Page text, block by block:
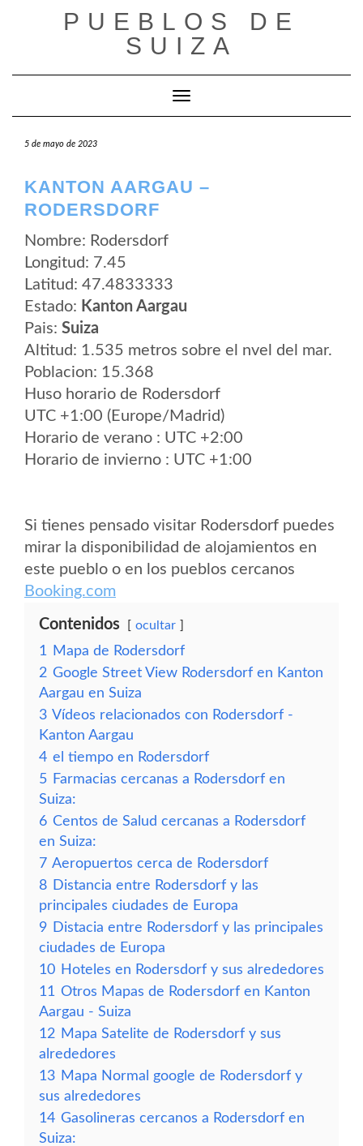
PUEBLOS DE
SUIZA
Cambiar modo de navegación
5 de mayo de 2023
KANTON AARGAU –
RODERSDORF
Nombre: Rodersdorf
Longitud: 7.45
Latitud: 47.4833333
Estado: Kanton Aargau
Pais: Suiza
Altitud: 1.535 metros sobre el nvel del mar.
Poblacion: 15.368
Huso horario de Rodersdorf
UTC +1:00 (Europe/Madrid)
Horario de verano : UTC +2:00
Horario de invierno : UTC +1:00
Si tienes pensado visitar Rodersdorf puedes
mirar la disponibilidad de alojamientos en
este pueblo o en los pueblos cercanos
Booking.com
Contenidos ocultar
1
Mapa de Rodersdorf
2 Google Street View Rodersdorf en Kanton
Aargau en Suiza
3 Vídeos relacionados con Rodersdorf -
Kanton Aargau
4 el tiempo en Rodersdorf
5 Farmacias cercanas a Rodersdorf en
Suiza:
6 Centos de Salud cercanas a Rodersdorf
en Suiza:
7 Aeropuertos cerca de Rodersdorf
8 Distancia entre Rodersdorf y las
principales ciudades de Europa
9 Distacia entre Rodersdorf y las principales
ciudades de Europa
10 Hoteles en Rodersdorf y sus alrededores
11 Otros Mapas de Rodersdorf en Kanton
Aargau - Suiza
12 Mapa Satelite de Rodersdorf y sus
alrededores
13 Mapa Normal google de Rodersdorf y
sus alrededores
14 Gasolineras cercanos a Rodersdorf en
Suiza: